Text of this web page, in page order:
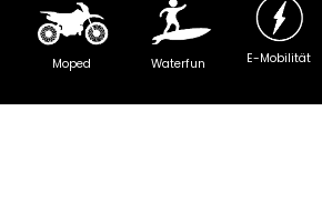
Moped Waterfun E-Mobilität